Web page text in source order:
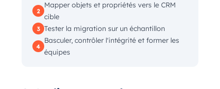
2
Mapper objets et propriétés vers le CRM
cible
3 Tester la migration sur un échantillon
4
Basculer, contrôler l'intégrité et former les
équipes